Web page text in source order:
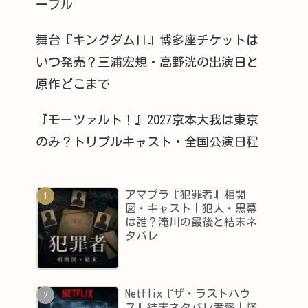
ーブル
舞台『キングダムII』博多座チケットは
いつ発売？三浦宏規・高野洸の出演日と
原作どこまで
『モーツァルト！』2027京本大我は東京
のみ？トリプルキャスト・全国公演日程
アマプラ『犯罪者』相関
図・キャスト｜犯人・黒幕
は誰？滝川の最後と結末ネ
タバレ
Netflix『ザ・ラストハウ